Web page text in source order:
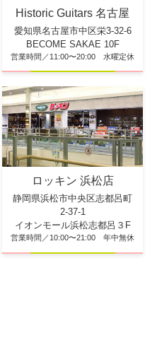
Historic Guitars 名古屋
愛知県名古屋市中区栄3-32-6
BECOME SAKAE 10F
営業時間／11:00〜20:00 水曜定休
ロッキン 浜松店
静岡県浜松市中央区志都呂町
2-37-1
イオンモール浜松志都呂３F
営業時間／10:00〜21:00 年中無休